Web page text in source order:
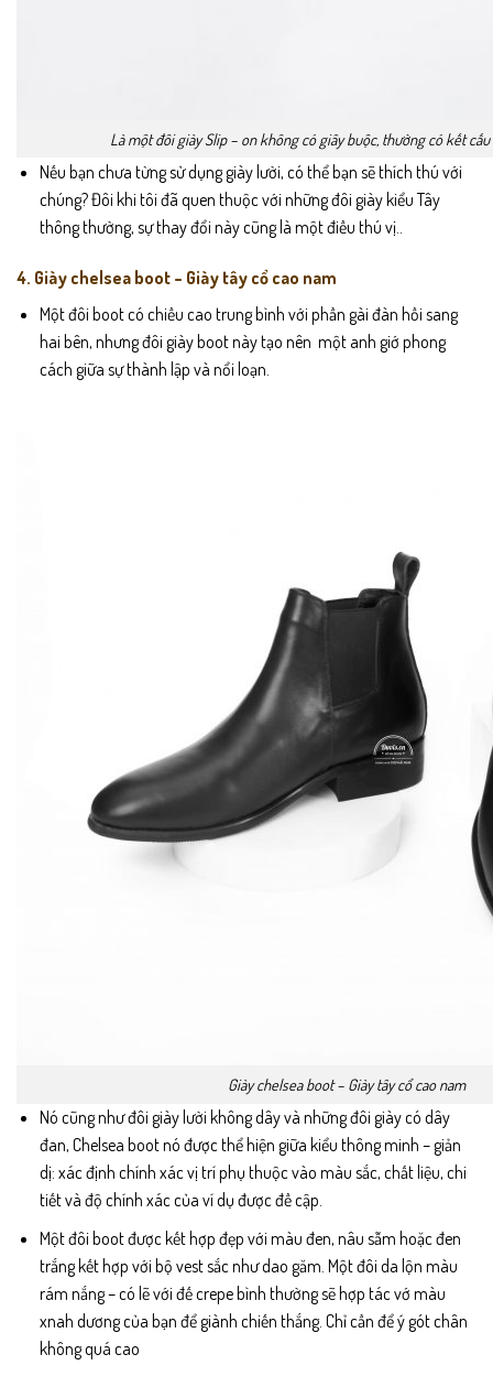
Là một đôi giày Slip – on không có giây buộc, thường có kết
Nếu bạn chưa từng sử dụng giày lười, có thể bạn sẽ thích thú với
chúng? Đôi khi tôi đã quen thuộc với những đôi giày kiểu Tây
thông thường, sự thay đổi này cũng là một điều thú vị..
4. Giày chelsea boot – Giày tây cổ cao nam
Một đôi boot có chiều cao trung bình với phần gài đàn hồi sang
hai bên, nhưng đôi giày boot này tạo nên một anh giớ phong
cách giữa sự thành lập và nổi loạn.
Giày chelsea boot – Giày tây cổ cao nam
Nó cũng như đôi giày lười không dây và những đôi giày có dây
đan, Chelsea boot nó được thể hiện giữa kiểu thông minh – giản
dị: xác định chính xác vị trí phụ thuộc vào màu sắc, chất liệu, chi
tiết và độ chính xác của ví dụ được đề cập.
Một đôi boot được kết hợp đẹp với màu đen, nâu sẫm hoặc đen
trắng kết hợp với bộ vest sắc như dao găm. Một đôi da lộn màu
rám nắng – có lẽ với đế crepe bình thường sẽ hợp tác vớ màu
xnah dương của bạn để giành chiến thắng. Chỉ cần để ý gót chân
không quá cao